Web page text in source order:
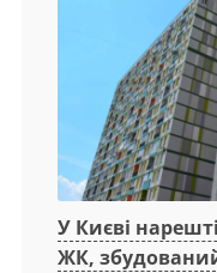
У Києві
ЖК,